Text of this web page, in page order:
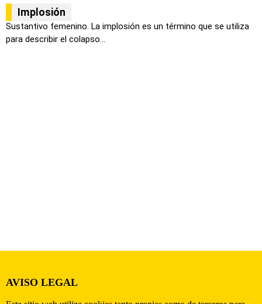
Implosión
Sustantivo femenino. La implosión es un término que se utiliza
para describir el colapso...
AVISO LEGAL